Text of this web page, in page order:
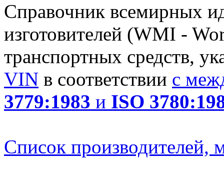
Справочник всемирных
изготовителей (WMI -
транспортных средств,
VIN в соответствии с
3779:1983 и ISO
Список производителей,